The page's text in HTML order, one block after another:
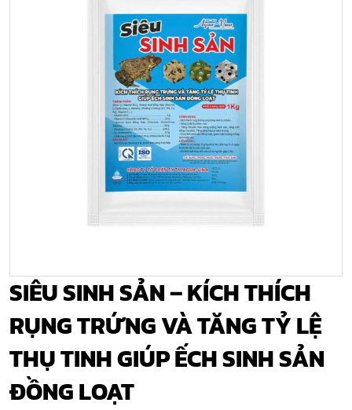
SIÊU SINH SẢN – KÍCH THÍCH
RỤNG TRỨNG VÀ TĂNG TỶ LỆ
THỤ TINH GIÚP ẾCH SINH SẢN
ĐỒNG LOẠT